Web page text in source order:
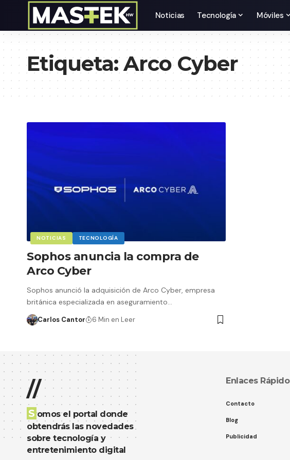
Noticias Tecnología Móviles
Etiqueta:Arco Cyber
NOTICIAS TECNOLOGÍA
Sophos anuncia la compra de
Arco Cyber
Sophos anunció la adquisición de Arco Cyber, empresa
británica especializada en aseguramiento…
Carlos Cantor 6 Min en Leer
//
S omos el portal donde
obtendrás las novedades
sobre tecnología y
entretenimiento digital
Enlaces Rápido
Contacto
Blog
Publicidad